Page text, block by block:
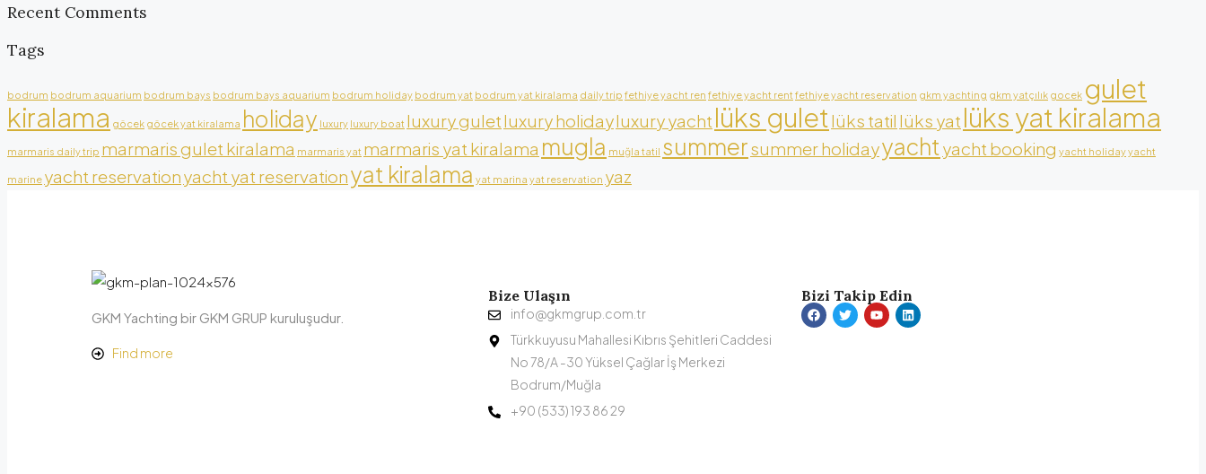
Recent Comments
Tags
bodrum bodrum aquarium bodrum bays bodrum bays aquarium bodrum holiday bodrum yat bodrum yat kiralama daily trip fethiye yacht ren fethiye yacht rent fethiye yacht reservation gkm yachting gkm yatçılık gocek gulet
kiralama göcek göcek yat kiralama holiday luxury luxury boat luxury guletluxury holidayluxury yacht lüks guletlüks tatil lüks yat lüks yat kiralama
marmaris daily trip marmaris gulet kiralama marmaris yat marmaris yat kiralama mugla muğla tatil summersummer holidayyacht yacht booking yacht holidayyacht
marine yacht reservationyacht yat reservationyat kiralama yat marina yat reservation yaz
GKM Yachting bir GKM GRUP kuruluşudur.
Find more
Bize Ulaşın
info@gkmgrup.com.tr
Türkkuyusu Mahallesi Kıbrıs Şehitleri Caddesi
No 78/A -30 Yüksel Çağlar İş Merkezi
Bodrum/Muğla
+90 (533) 193 86 29
Bizi Takip Edin